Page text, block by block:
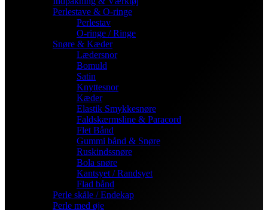
Perlestave & O-ringe
Perlestav
O-ringe / Ringe
Snøre & Kæder
Lædersnor
Bomuld
Satin
Knyttesnor
Kæder
Elastik Smykkesnøre
Faldskærmsline & Paracord
Flet Bånd
Gummi bånd & Snøre
Ruskindssnøre
Bola snøre
Kantsyet / Randsyet
Flad bånd
Perle skåle / Endekap
Perle med øje